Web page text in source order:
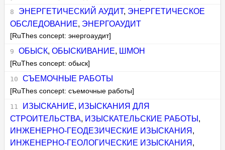
ЭНЕРГЕТИЧЕСКИЙ АУДИТ, ЭНЕРГЕТИЧЕСКОЕ
ОБСЛЕДОВАНИЕ, ЭНЕРГОАУДИТ
[RuThes concept: энергоаудит]
ОБЫСК, ОБЫСКИВАНИЕ, ШМОН
[RuThes concept: обыск]
СЪЕМОЧНЫЕ РАБОТЫ
[RuThes concept: съемочные работы]
ИЗЫСКАНИЕ, ИЗЫСКАНИЯ ДЛЯ
СТРОИТЕЛЬСТВА, ИЗЫСКАТЕЛЬСКИЕ РАБОТЫ ,
ИНЖЕНЕРНО-ГЕОДЕЗИЧЕСКИЕ ИЗЫСКАНИЯ ,
ИНЖЕНЕРНО-ГЕОЛОГИЧЕСКИЕ ИЗЫСКАНИЯ ,